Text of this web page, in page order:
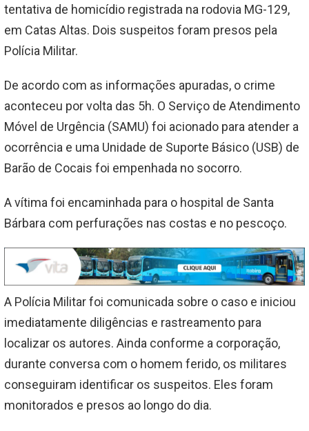
tentativa de homicídio registrada na rodovia MG-129,
em Catas Altas. Dois suspeitos foram presos pela
Polícia Militar.
De acordo com as informações apuradas, o crime
aconteceu por volta das 5h. O Serviço de Atendimento
Móvel de Urgência (SAMU) foi acionado para atender a
ocorrência e uma Unidade de Suporte Básico (USB) de
Barão de Cocais foi empenhada no socorro.
A vítima foi encaminhada para o hospital de Santa
Bárbara com perfurações nas costas e no pescoço.
A Polícia Militar foi comunicada sobre o caso e iniciou
imediatamente diligências e rastreamento para
localizar os autores. Ainda conforme a corporação,
durante conversa com o homem ferido, os militares
conseguiram identificar os suspeitos. Eles foram
monitorados e presos ao longo do dia.